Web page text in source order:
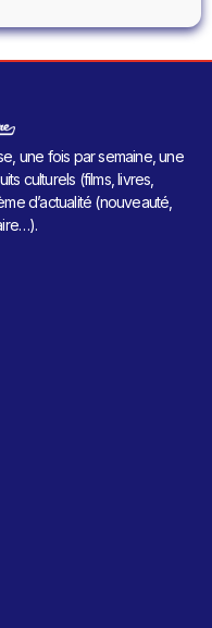
une fois par semaine, une
culturels (films, livres,
d’actualité (nouveauté,